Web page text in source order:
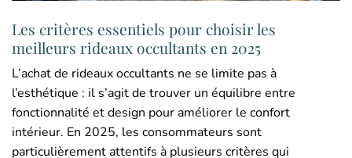
Les critères essentiels pour choisir les
meilleurs rideaux occultants en 2025
L’achat de rideaux occultants ne se limite pas à
l’esthétique : il s’agit de trouver un équilibre entre
fonctionnalité et design pour améliorer le confort
intérieur. En 2025, les consommateurs sont
particulièrement attentifs à plusieurs critères qui